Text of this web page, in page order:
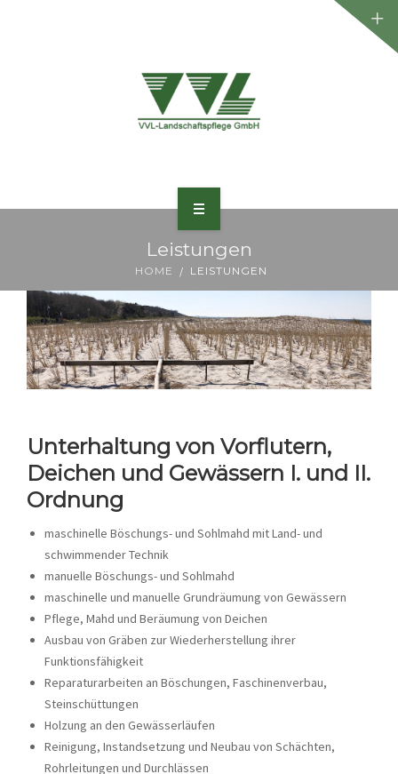
LEISTUNGEN
PROJEKTE
KONTAKT
Leistungen
HOME LEISTUNGEN
Unterhaltung von Vorflutern,
Deichen und Gewässern I. und II.
Ordnung
maschinelle Böschungs- und Sohlmahd mit Land- und
schwimmender Technik
manuelle Böschungs- und Sohlmahd
maschinelle und manuelle Grundräumung von Gewässern
Pflege, Mahd und Beräumung von Deichen
Ausbau von Gräben zur Wiederherstellung ihrer
Funktionsfähigkeit
Reparaturarbeiten an Böschungen, Faschinenverbau,
Steinschüttungen
Holzung an den Gewässerläufen
Reinigung, Instandsetzung und Neubau von Schächten,
Rohrleitungen und Durchlässen